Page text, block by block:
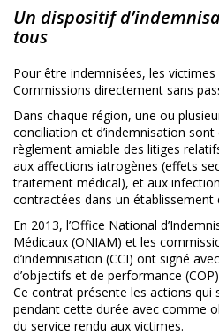
Un dispositif
tous
Pour être indemnisées, les
Commissions directement sans
Dans chaque région, une ou
conciliation et d’indemnisation
règlement amiable des litiges
aux affections iatrogènes (effets
traitement médical), et aux
contractées dans un établissement
En 2013, l’Office National
Médicaux (ONIAM) et les
d’indemnisation (CCI) ont signé
d’objectifs et de performance
Ce contrat présente les actions qui
pendant cette durée avec comme
du service rendu aux victimes.